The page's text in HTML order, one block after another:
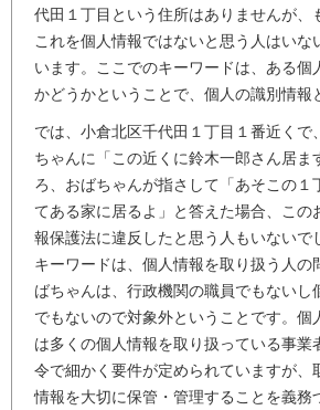
代田１丁目という住所はありませんが、
これを個人情報ではないと思う人はいな
います。ここでのキーワードは、ある個
かどうかということで、個人の識別情報
では、小倉北区千代田１丁目１番近くで
ちゃんに「この近くに鈴木一郎さん居ま
ろ、おばちゃんが指さして「あそこの１
てある家に居るよ」と答えた場合、この
報保護法に違反したと思う人もいないで
キーワードは、個人情報を取り扱う人の
ばちゃんは、行政機関の職員でもないし
でもないので対象外ということです。個
は多くの個人情報を取り扱っている事業
令で細かく要件が定められていますが、
情報を大切に保管・管理することを義務